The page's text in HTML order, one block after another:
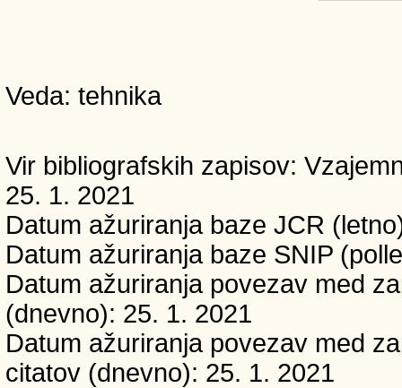
Veda: tehnika
Vir bibliografskih zapisov:
25. 1. 2021
Datum ažuriranja baze JCR
Datum ažuriranja baze SNIP
Datum ažuriranja povezav med
(dnevno): 25. 1. 2021
Datum ažuriranja povezav med
citatov (dnevno): 25. 1. 2021